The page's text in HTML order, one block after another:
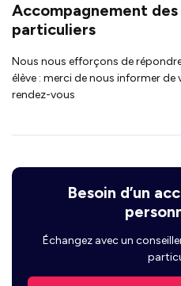
Accompagnement
particuliers
Nous nous efforçons de
élève : merci de nous informer
rendez-vous
Besoin d’un
Échangez avec un